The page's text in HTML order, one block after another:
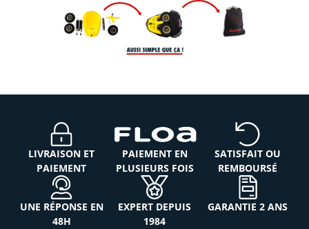
LIVRAISON ET
PAIEMENT
PAIEMENT EN
PLUSIEURS FOIS
SATISFAIT OU
REMBOURSÉ
UNE RÉPONSE EN
48H
EXPERT DEPUIS
1984
GARANTIE 2 ANS